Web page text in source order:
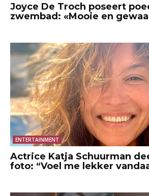
Joyce De Troch poseert
zwembad: «Mooie en
ENTERTAINMENT
Actrice Katja Schuurman
foto: “Voel me lekker